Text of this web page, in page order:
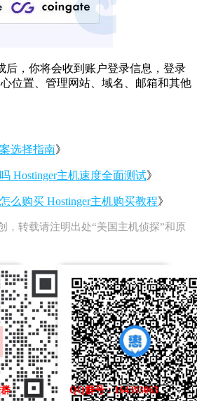
后，你将会收到账户登录信息，登录
位置、管理网站、域名、邮箱和其他
选择指南》
Hostinger主机速度全面测试》
么购买 Hostinger主机购买教程》
，转载请注明出处“美国主机侦探”和原
QQ群号：164393063